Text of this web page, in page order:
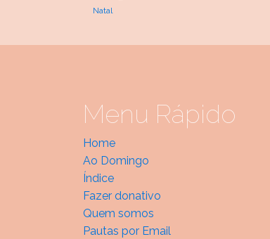
Natal
Menu Rápido
Home
Ao Domingo
Índice
Fazer donativo
Quem somos
Pautas por Email